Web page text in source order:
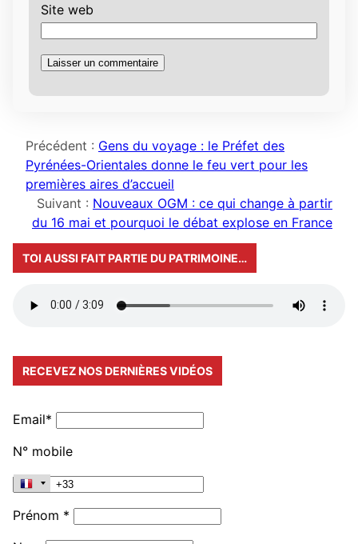
Site web
Précédent : Gens du voyage : le Préfet des
Pyrénées-Orientales donne le feu vert pour les
premières aires d’accueil
Suivant : Nouveaux OGM : ce qui change à partir
du 16 mai et pourquoi le débat explose en France
TOI AUSSI FAIT PARTIE DU PATRIMOINE…
RECEVEZ NOS DERNIÈRES VIDÉOS
Email*
N° mobile
Prénom *